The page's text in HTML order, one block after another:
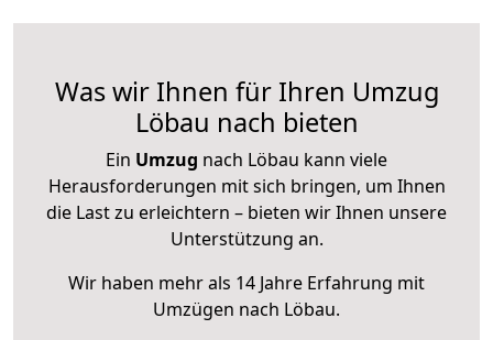
Was wir Ihnen für Ihren Umzug
Löbau nach bieten
Ein Umzug nach Löbau kann viele
Herausforderungen mit sich bringen, um Ihnen
die Last zu erleichtern – bieten wir Ihnen unsere
Unterstützung an.
Wir haben mehr als 14 Jahre Erfahrung mit
Umzügen nach Löbau.